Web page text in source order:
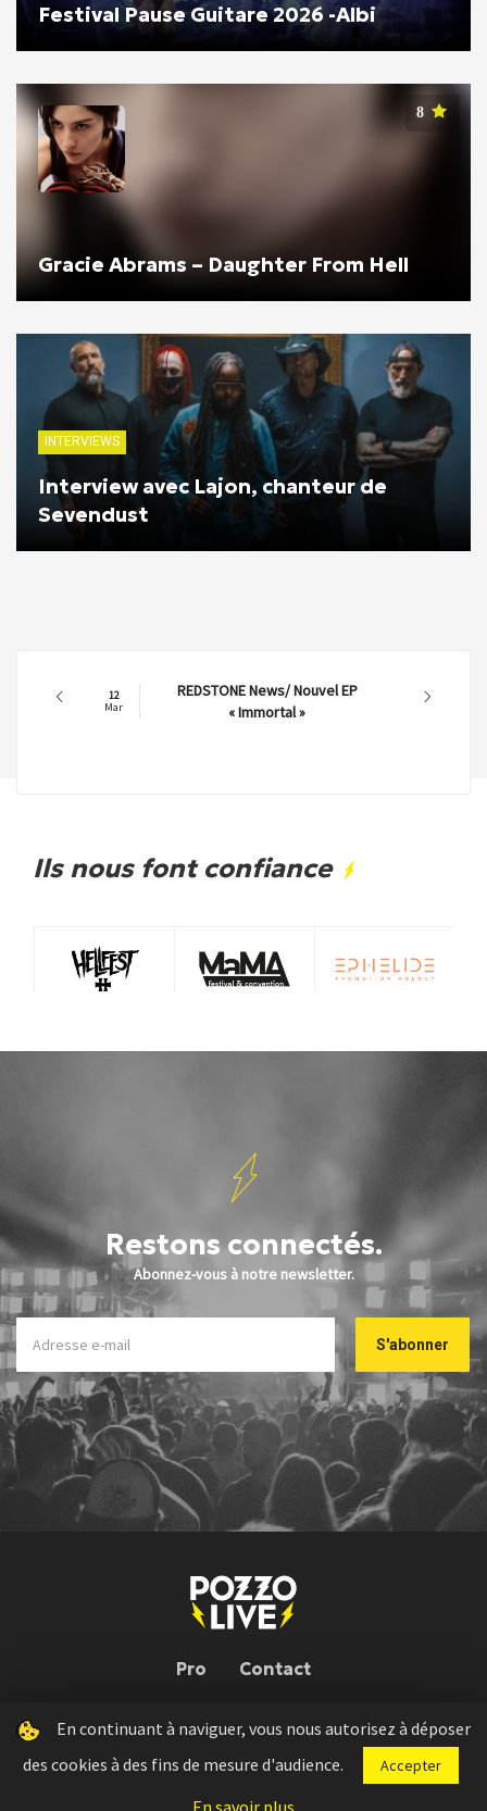
Festival Pause Guitare 2026 -Albi
8
Gracie Abrams – Daughter From Hell
INTERVIEWS
Interview avec Lajon, chanteur de
Sevendust
12
Mar
REDSTONE News/ Nouvel EP
« Immortal »
Ils nous font confiance
Restons connectés.
Abonnez-vous à notre newsletter.
Pro Contact
Pozzo Live © 2026 | Conception : Pozzo Team, avec l'aide deBloop
Press kit Règlement concours Mentions légales
En continuant à naviguer, vous nous autorisez à déposer
des cookies à des fins de mesure d'audience.
Accepter
En savoir plus